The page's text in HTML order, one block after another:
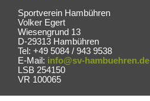
Sportverein Hambühren
Volker Egert
Wiesengrund 13
D-29313 Hambühren
Tel: +49 5084 / 943 9538
E-Mail: info@sv-hambuehren.de
LSB 254150
VR 100065